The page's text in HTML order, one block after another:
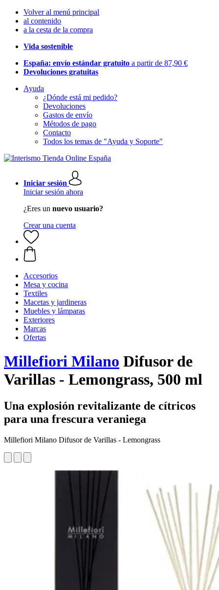
Volver al menú principal
al contenido
a la cesta de la compra
Vida sostenible
España: envío estándar gratuito a partir de 87,90 €
Devoluciones gratuitas
Ayuda
¿Dónde está mi pedido?
Devoluciones
Gastos de envío
Métodos de pago
Contacto
Todos los temas de "Ayuda y Soporte"
Iniciar sesión
Iniciar sesión ahora
¿Eres un nuevo usuario?
Crear una cuenta
Accesorios
Mesa y cocina
Textiles
Macetas y jardineras
Muebles y lámparas
Exteriores
Marcas
Ofertas
Millefiori Milano Difusor de
Varillas - Lemongrass, 500 ml
Una explosión revitalizante de cítricos
para una frescura veraniega
Millefiori Milano Difusor de Varillas - Lemongrass